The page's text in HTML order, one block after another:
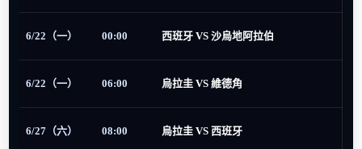
6/22（一） 00:00 西班牙 VS 沙烏地阿拉伯
6/22（一） 06:00 烏拉圭 VS 維德角
6/27（六） 08:00 烏拉圭 VS 西班牙